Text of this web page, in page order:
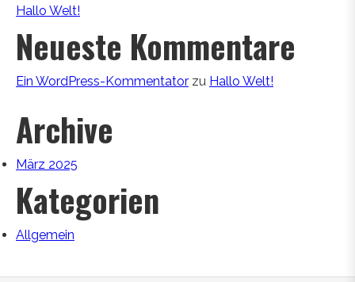
Hallo Welt!
Neueste Kommentare
Ein WordPress-Kommentator zu Hallo Welt!
Archive
März 2025
Kategorien
Allgemein